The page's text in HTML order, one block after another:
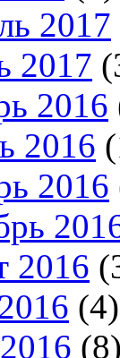
2017
2017
2016
2016
2016
2016
(4)
(8)